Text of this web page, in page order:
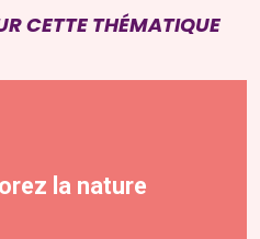
CETTE THÉMATIQUE
la nature